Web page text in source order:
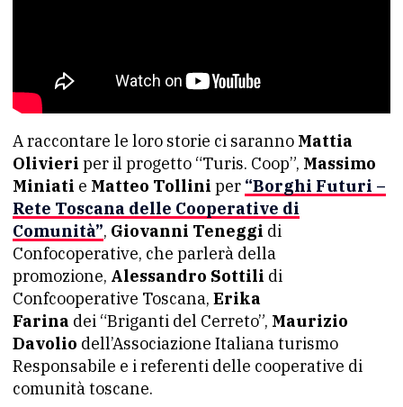
A raccontare le loro storie ci saranno Mattia
Olivieri per il progetto “Turis. Coop”, Massimo
Miniati e Matteo Tollini per “Borghi Futuri –
Rete Toscana delle Cooperative di
Comunità”, Giovanni Teneggi di
Confocoperative, che parlerà della
promozione, Alessandro Sottili di
Confcooperative Toscana, Erika
Farina dei “Briganti del Cerreto”, Maurizio
Davolio dell’Associazione Italiana turismo
Responsabile e i referenti delle cooperative di
comunità toscane.